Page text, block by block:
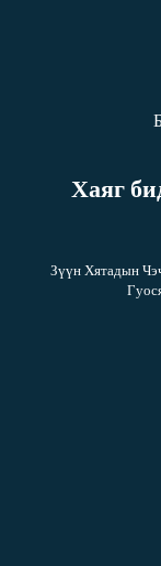
Хаяг
Зүүн Хятадын